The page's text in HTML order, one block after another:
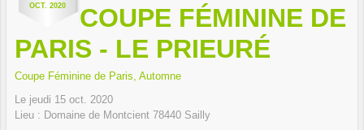
OCT. 2020
COUPE FÉMININE DE
PARIS - LE PRIEURÉ
Coupe Féminine de Paris, Automne
Le jeudi 15 oct. 2020
Lieu : Domaine de Montcient 78440 Sailly